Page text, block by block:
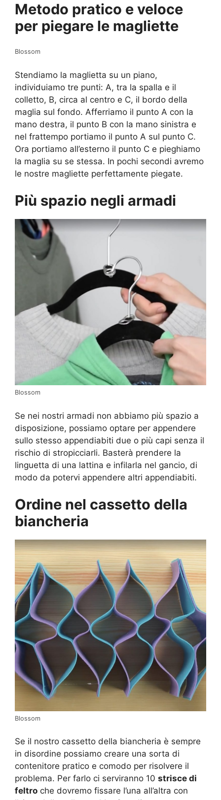
Metodo pratico e veloce
per piegare le magliette
Blossom
Stendiamo la maglietta su un piano,
individuiamo tre punti: A, tra la spalla e il
colletto, B, circa al centro e C, il bordo della
maglia sul fondo. Afferriamo il punto A con la
mano destra, il punto B con la mano sinistra e
nel frattempo portiamo il punto A sul punto C.
Ora portiamo all’esterno il punto C e pieghiamo
la maglia su se stessa. In pochi secondi avremo
le nostre magliette perfettamente piegate.
Più spazio negli armadi
Blossom
Se nei nostri armadi non abbiamo più spazio a
disposizione, possiamo optare per appendere
sullo stesso appendiabiti due o più capi senza il
rischio di stropicciarli. Basterà prendere la
linguetta di una lattina e infilarla nel gancio, di
modo da potervi appendere altri appendiabiti.
Ordine nel cassetto della
biancheria
Blossom
Se il nostro cassetto della biancheria è sempre
in disordine possiamo creare una sorta di
contenitore pratico e comodo per risolvere il
problema. Per farlo ci serviranno 10 strisce di
feltro che dovremo fissare l’una all’altra con